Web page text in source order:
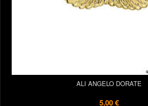
ALI ANGELO DORATE
5,00 €